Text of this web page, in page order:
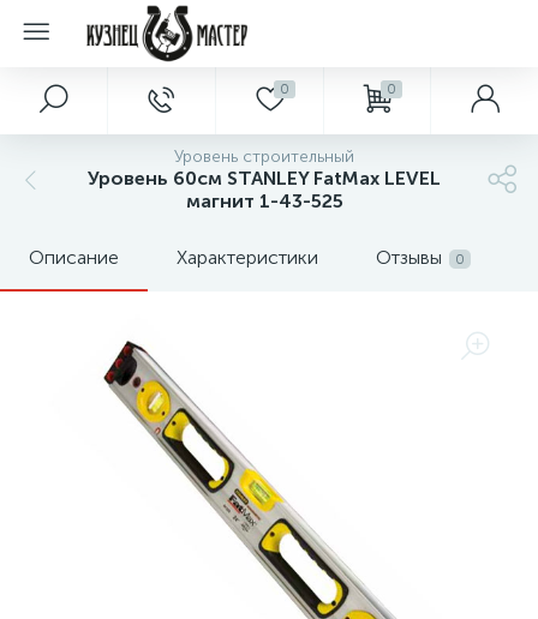
0 0
Уровень строительный
Уровень 60см STANLEY FatMax LEVEL
магнит 1-43-525
Описание Характеристики Отзывы 0